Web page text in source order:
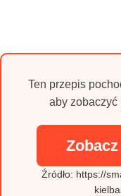
Ten przepis
aby zobaczyć
Źródło: https://